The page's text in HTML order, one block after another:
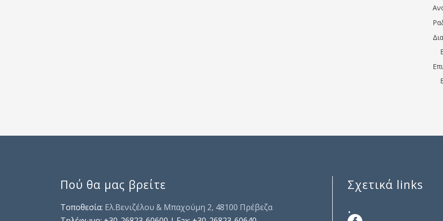
Πού θα μας βρείτε
Τοποθεσία: Ελ.Βενιζέλου & Μπαχούμη 2, 48100 Πρέβεζα
Σχετικά links
.